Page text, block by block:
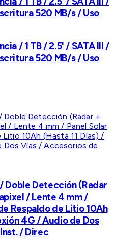
520 MB/s / Uso
/ 1 TB / 2.5' / SATA III /
520 MB/s / Uso
Doble Detección (Radar
/ Lente 4 mm /
Respaldo de Litio 10Ah
4G / Audio de Dos
/ Direc